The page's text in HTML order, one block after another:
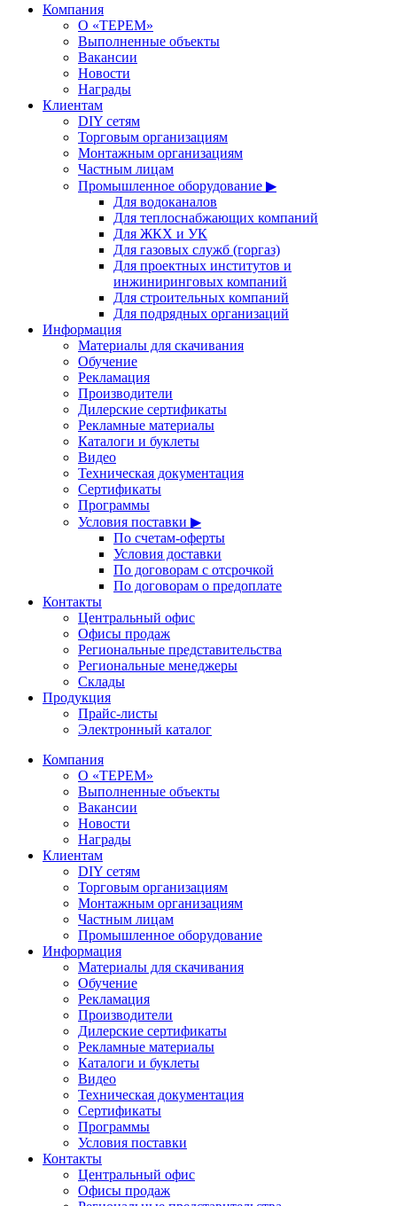
Компания
О «ТЕРЕМ»
Выполненные объекты
Вакансии
Новости
Награды
Клиентам
DIY сетям
Торговым организациям
Монтажным организациям
Частным лицам
Промышленное оборудование ▶
Для водоканалов
Для теплоснабжающих компаний
Для ЖКХ и УК
Для газовых служб (горгаз)
Для проектных институтов и
инжиниринговых компаний
Для строительных компаний
Для подрядных организаций
Информация
Материалы для скачивания
Обучение
Рекламация
Производители
Дилерские сертификаты
Рекламные материалы
Каталоги и буклеты
Видео
Техническая документация
Сертификаты
Программы
Условия поставки ▶
По счетам-оферты
Условия доставки
По договорам с отсрочкой
По договорам о предоплате
Контакты
Центральный офис
Офисы продаж
Региональные представительства
Региональные менеджеры
Склады
Продукция
Прайс-листы
Электронный каталог
Компания
О «ТЕРЕМ»
Выполненные объекты
Вакансии
Новости
Награды
Клиентам
DIY сетям
Торговым организациям
Монтажным организациям
Частным лицам
Промышленное оборудование
Информация
Материалы для скачивания
Обучение
Рекламация
Производители
Дилерские сертификаты
Рекламные материалы
Каталоги и буклеты
Видео
Техническая документация
Сертификаты
Программы
Условия поставки
Контакты
Центральный офис
Офисы продаж